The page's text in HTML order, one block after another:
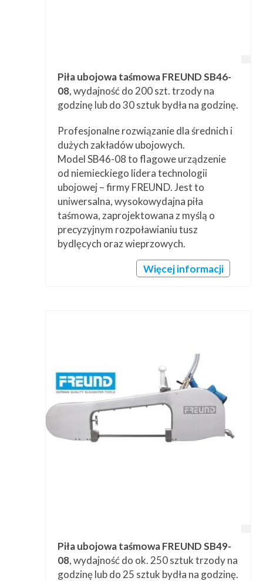
Piła ubojowa taśmowa FREUND SB46-
08, wydajność do 200 szt. trzody na
godzinę lub do 30 sztuk bydła na godzinę.
Profesjonalne rozwiązanie dla średnich i
dużych zakładów ubojowych.
Model SB46-08 to flagowe urządzenie
od niemieckiego lidera technologii
ubojowej – firmy FREUND. Jest to
uniwersalna, wysokowydajna piła
taśmowa, zaprojektowana z myślą o
precyzyjnym rozpoławianiu tusz
bydlęcych oraz wieprzowych.
Więcej informacji
Piła ubojowa taśmowa FREUND SB49-
08, wydajność do ok. 250 sztuk trzody na
godzinę lub do 25 sztuk bydła na godzinę.